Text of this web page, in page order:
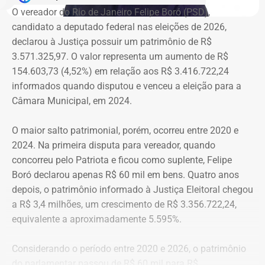
O vereador do Rio de Janeiro Rafael Aloisio Freitas
declarou patrimônio de R$ 1.689.170,09 em 2026. Em
2024, havia informado R$ 1.645.422,28, enquanto em
2020 declarou R$ 967.164,03.
A evolução patrimonial é contínua ao longo das
declarações apresentadas à Justiça Eleitoral. Em 2016, o
184.722,60.
Ao longo de duas décadas, os bens declarados por Rafael
Aloisio Freitas aumentaram R$ 1.504.447,49, passando
de R$ 184,7 mil em 2006 para R$ 1,69 milhão em 2026.
dobra desde 2018 e chega a R$ 451
Críticas da comunidade científica
A recriação da secretaria ocorre após críticas de
pesquisadores, universidades e entidades ligadas ao
setor, que contestaram a decisão do governo de tirar a
estrutura própria da área durante a reorganização
“Ele [Ricardo Couto] ouviu as críticas da comunidade
cientifica, dos representantes que estavam aqui, e disse
que vai sim recriar a secretaria, instituir um comitê paras
estudar com deve ser estruturada a nova pasta”, explicou
Roque.
da Comissão de Ciência e Tecnologia da Assembleia
O vereador do Rio de Janeiro Felipe Boró (PSD),
candidato a deputado federal nas eleições de 2026,
declarou à Justiça possuir um patrimônio de R$
3.571.325,97. O valor representa um aumento de R$
154.603,73 (4,52%) em relação aos R$ 3.416.722,24
informados quando disputou e venceu a eleição para a
Câmara Municipal, em 2024.
O maior salto patrimonial, porém, ocorreu entre 2020 e
2024. Na primeira disputa para vereador, quando
concorreu pelo Patriota e ficou como suplente, Felipe
Boró declarou apenas R$ 60 mil em bens. Quatro anos
depois, o patrimônio informado à Justiça Eleitoral chegou
a R$ 3,4 milhões, um crescimento de R$ 3.356.722,24,
equivalente a aproximadamente 5.595%.
Considerando o período entre 2020 e 2026, o patrimônio